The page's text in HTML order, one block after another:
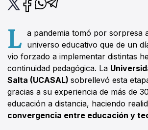
L a pandemia tomó por sorpresa
universo educativo que de un
vio forzado a implementar distintas
continuidad pedagógica. La
Salta (UCASAL) sobrellevó esta
gracias a su experiencia de más de
educación a distancia, haciendo
convergencia entre educación y